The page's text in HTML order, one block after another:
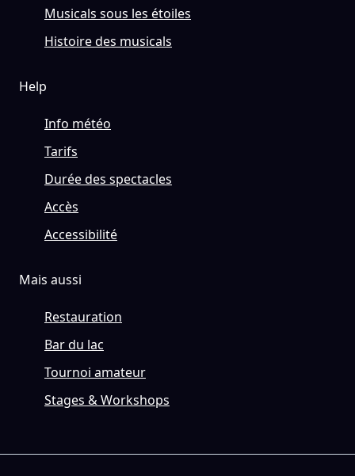
Musicals sous les étoiles
Histoire des musicals
Help
Info météo
Tarifs
Durée des spectacles
Accès
Accessibilité
Mais aussi
Restauration
Bar du lac
Tournoi amateur
Stages & Workshops